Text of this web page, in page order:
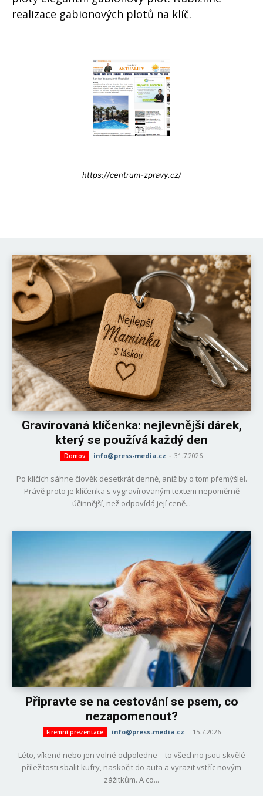
realizace gabionových plotů na klíč.
https://centrum-zpravy.cz/
Gravírovaná klíčenka: nejlevnější dárek,
který se používá každý den
Domov info@press-media.cz - 31.7.2026
Po klíčích sáhne člověk desetkrát denně, aniž by o tom přemýšlel.
Právě proto je klíčenka s vygravírovaným textem nepoměrně
účinnější, než odpovídá její ceně...
Připravte se na cestování se psem, co
nezapomenout?
Firemní prezentace info@press-media.cz - 15.7.2026
Léto, víkend nebo jen volné odpoledne – to všechno jsou skvělé
příležitosti sbalit kufry, naskočit do auta a vyrazit vstříc novým
zážitkům. A co...